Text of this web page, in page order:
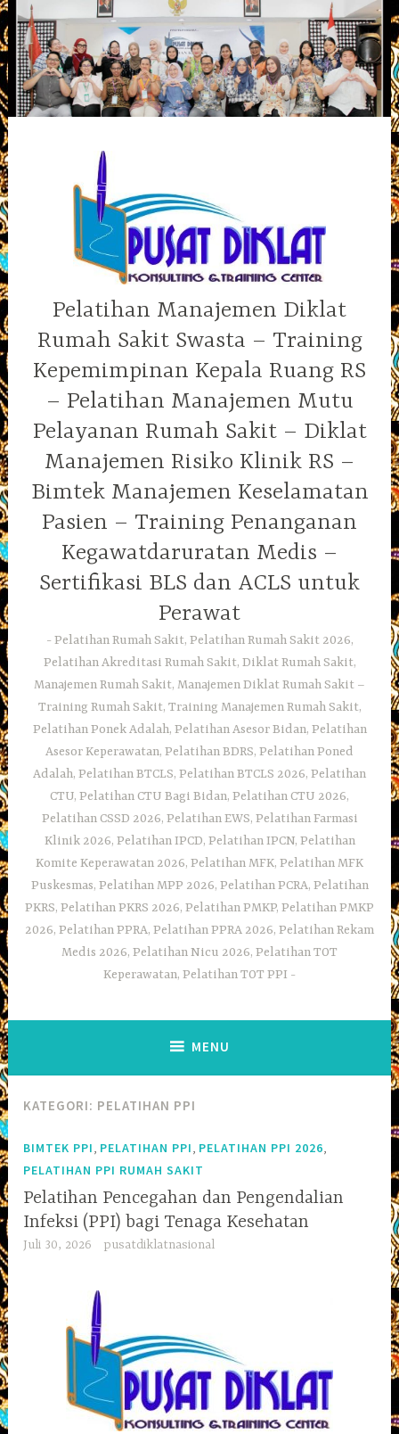
Skip
to
content
Pelatihan Manajemen Diklat
Rumah Sakit Swasta – Training
Kepemimpinan Kepala Ruang RS
– Pelatihan Manajemen Mutu
Pelayanan Rumah Sakit – Diklat
Manajemen Risiko Klinik RS –
Bimtek Manajemen Keselamatan
Pasien – Training Penanganan
Kegawatdaruratan Medis –
Sertifikasi BLS dan ACLS untuk
Perawat
Pelatihan Rumah Sakit, Pelatihan Rumah Sakit 2026,
Pelatihan Akreditasi Rumah Sakit, Diklat Rumah Sakit,
Manajemen Rumah Sakit, Manajemen Diklat Rumah Sakit –
Training Rumah Sakit, Training Manajemen Rumah Sakit,
Pelatihan Ponek Adalah, Pelatihan Asesor Bidan, Pelatihan
Asesor Keperawatan, Pelatihan BDRS, Pelatihan Poned
Adalah, Pelatihan BTCLS, Pelatihan BTCLS 2026, Pelatihan
CTU, Pelatihan CTU Bagi Bidan, Pelatihan CTU 2026,
Pelatihan CSSD 2026, Pelatihan EWS, Pelatihan Farmasi
Klinik 2026, Pelatihan IPCD, Pelatihan IPCN, Pelatihan
Komite Keperawatan 2026, Pelatihan MFK, Pelatihan MFK
Puskesmas, Pelatihan MPP 2026, Pelatihan PCRA, Pelatihan
PKRS, Pelatihan PKRS 2026, Pelatihan PMKP, Pelatihan PMKP
2026, Pelatihan PPRA, Pelatihan PPRA 2026, Pelatihan Rekam
Medis 2026, Pelatihan Nicu 2026, Pelatihan TOT
Keperawatan, Pelatihan TOT PPI
MENU
KATEGORI: PELATIHAN PPI
BIMTEK PPI PELATIHAN PPI PELATIHAN PPI 2026
PELATIHAN PPI RUMAH SAKIT
Pelatihan Pencegahan dan Pengendalian
Infeksi (PPI) bagi Tenaga Kesehatan
Juli 30, 2026 pusatdiklatnasional